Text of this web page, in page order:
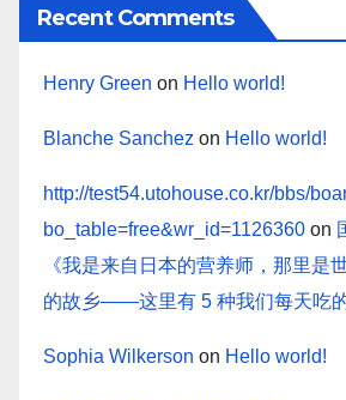
Recent Comments
Henry Green on Hello world!
Blanche Sanchez on Hello world!
http://test54.utohouse.co.kr/bbs/
bo_table=free&wr_id=1126360 on
《我是来自日本的营养师，那里是
的故乡——这里有 5 种我们每天吃
Sophia Wilkerson on Hello world!